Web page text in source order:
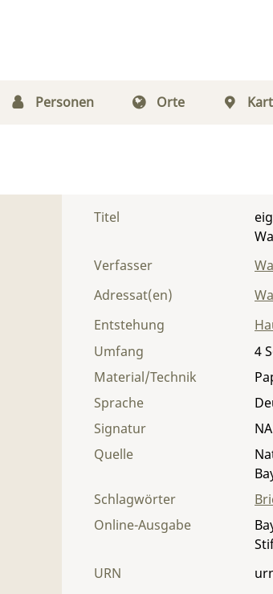
Personen Orte
Titel
Verfasser
Adressat(en)
Entstehung
Umfang
4
Material/Technik
Sprache
Signatur
Quelle
Schlagwörter
Online-Ausgabe
URN